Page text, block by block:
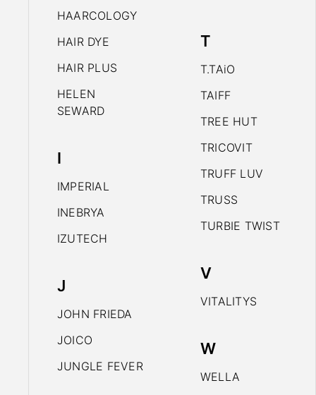
HAARCOLOGY
HAIR DYE
HAIR PLUS
HELEN
SEWARD
I
IMPERIAL
INEBRYA
IZUTECH
J
JOHN FRIEDA
JOICO
JUNGLE FEVER
T
T.TAiO
TAIFF
TREE HUT
TRICOVIT
TRUFF LUV
TRUSS
TURBIE TWIST
V
VITALITYS
W
WELLA